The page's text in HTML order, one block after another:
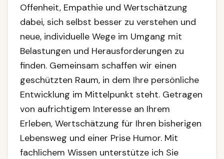
Offenheit, Empathie und Wertschätzung
dabei, sich selbst besser zu verstehen und
neue, individuelle Wege im Umgang mit
Belastungen und Herausforderungen zu
finden. Gemeinsam schaffen wir einen
geschützten Raum, in dem Ihre persönliche
Entwicklung im Mittelpunkt steht. Getragen
von aufrichtigem Interesse an Ihrem
Erleben, Wertschätzung für Ihren bisherigen
Lebensweg und einer Prise Humor. Mit
fachlichem Wissen unterstütze ich Sie